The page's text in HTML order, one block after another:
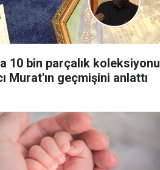
10 bin parçalık koleksiyonu
Murat'ın geçmişini anlattı